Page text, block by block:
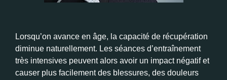
Lorsqu’on avance en âge, la capacité de récupération
diminue naturellement. Les séances d’entraînement
très intensives peuvent alors avoir un impact négatif et
causer plus facilement des blessures, des douleurs